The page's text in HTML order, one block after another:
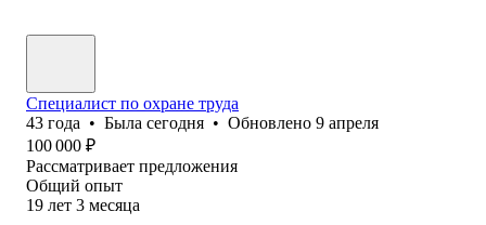
Специалист по охране труда
43 года • Была сегодня • Обновлено 9 апреля
100 000 ₽
Рассматривает предложения
Общий опыт
19 лет 3 месяца